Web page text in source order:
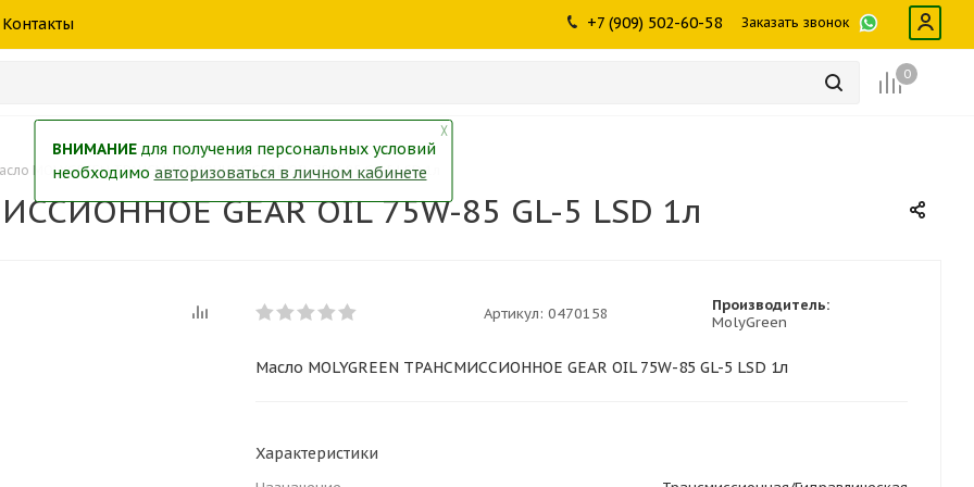
Контакты +7 (909) 502-60-58 Заказать звонок
0
Инструменты
Щетки, скребки,
Лампы
MOLYGREEN ТРАНСМИССИОННОЕ GEAR OIL 75W-85 GL-5 LSD 1л
GEAR OIL 75W-85 GL-5 LSD 1л
Артикул: 0470158
Производитель:
MolyGreen
Масло MOLYGREEN ТРАНСМИССИОННОЕ GEAR OIL 75W-85 GL-5 LSD 1л
Характеристики
╳
ВНИМАНИЕдля получения персональных условий
необходимо авторизоваться в личном кабинете